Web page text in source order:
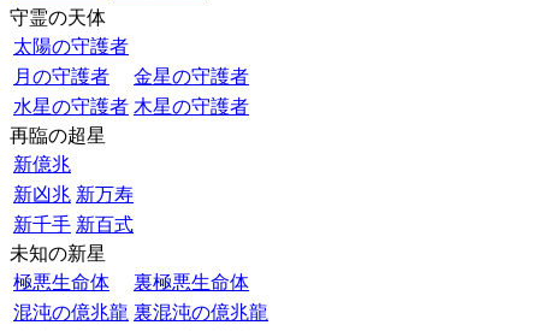
守霊の天体
太陽の守護者
月の守護者
金星の守護者
水星の守護者 木星の守護者
再臨の超星
新億兆
新凶兆 新万寿
新千手 新百式
未知の新星
極悪生命体
裏極悪生命体
混沌の億兆龍 裏混沌の億兆龍